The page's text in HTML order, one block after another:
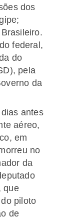
dos
federal,
do
pela
da
antes
aéreo,
em
no
da
que
piloto
de